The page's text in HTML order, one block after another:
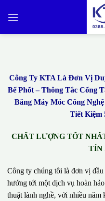
qua
Công Ty KTA Là Đơn Vị
Bể Phốt – Thông Tắc Cống
Bằng Máy Móc Công
Tiết Kiệm
CHẤT LƯỢNG TỐT
TÍN
Công ty chúng tôi là đơn vị
hướng tới một dịch vụ hoàn
thuật lành nghề, với nhiều